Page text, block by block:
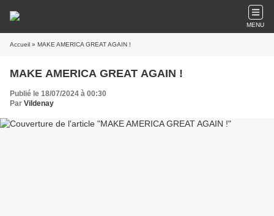
MENU
Accueil » MAKE AMERICA GREAT AGAIN !
MAKE AMERICA GREAT AGAIN !
Publié le 18/07/2024 à 00:30
Par Vildenay